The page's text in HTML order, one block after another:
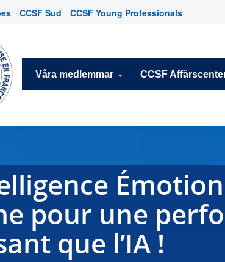
CCSF Sud CCSF Young Professionals
Våra medlemmar CCSF
pour une
que l’IA !